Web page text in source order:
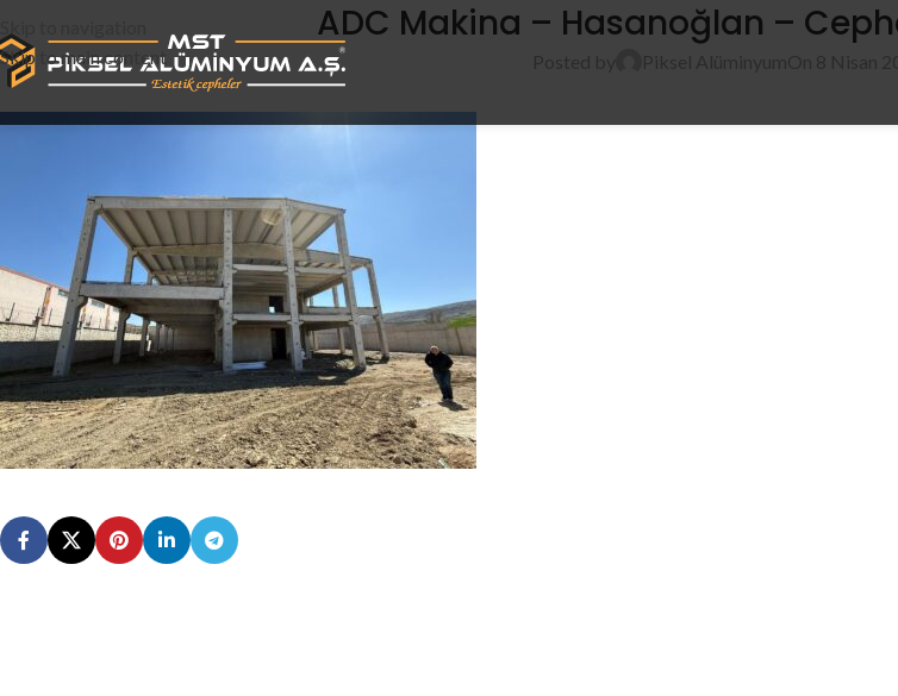
Skip to main content
ADC Makina – Hasanoğlan –